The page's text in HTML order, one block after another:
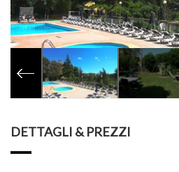
DETTAGLI & PREZZI